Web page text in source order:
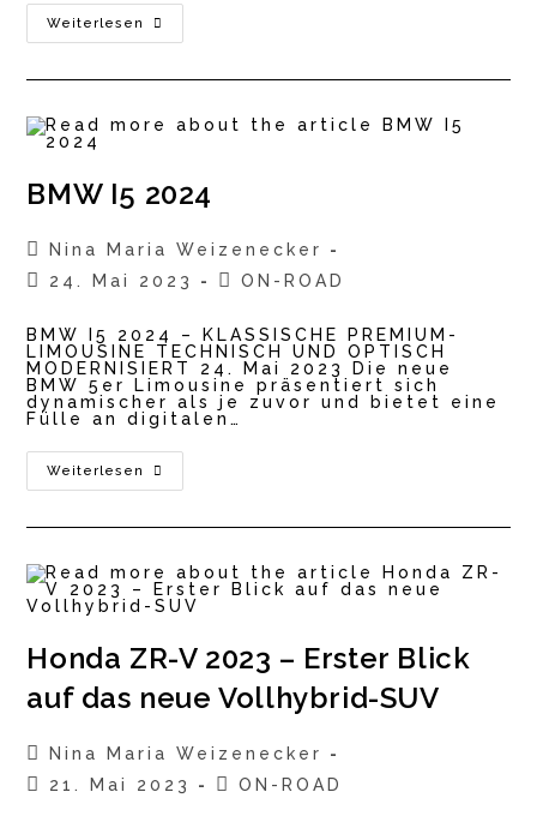
Weiterlesen
BMW
Concept
BMW I5 2024
Beitrags-
Autor:
Nina Maria Weizenecker
Beitrag
24. Mai 2023
Beitrags-
ON-ROAD
BMW I5 2024 – KLASSISCHE PREMIUM-
LIMOUSINE TECHNISCH UND OPTISCH
MODERNISIERT 24. Mai 2023 Die neue
BMW 5er Limousine präsentiert sich
dynamischer als je zuvor und bietet eine
Fülle an digitalen…
Weiterlesen
BMW
I5
Honda ZR-V 2023 – Erster Blick
auf das neue Vollhybrid-SUV
Beitrags-
Autor:
Nina Maria Weizenecker
Beitrag
21. Mai 2023
Beitrags-
ON-ROAD